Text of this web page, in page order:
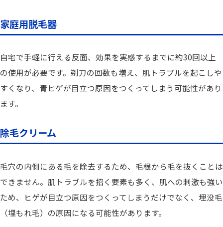
家庭用脱毛器
自宅で手軽に行える反面、効果を実感するまでに約30回以上
の使用が必要です。剃刀の回数も増え、肌トラブルを起こしや
すくなり、青ヒゲが目立つ原因をつくってしまう可能性があり
ます。
除毛クリーム
毛穴の内側にある毛を除去するため、毛根から毛を抜くことは
できません。肌トラブルを招く要素も多く、肌への刺激も強い
ため、ヒゲが目立つ原因をつくってしまうだけでなく、 埋没毛
（埋もれ毛）の原因になる可能性があります。